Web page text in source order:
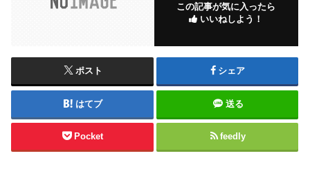
この記事が気に入ったら
いいねしよう！
ポスト シェア
はてブ 送る
Pocket feedly